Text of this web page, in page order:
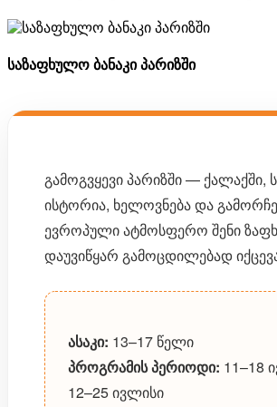
საზაფხულო ბანაკი პარიზში
გამოგვყევი პარიზში — ქალაქში,
ისტორია, ხელოვნება და
ევროპული ატმოსფერო შენი
დაუვიწყარ გამოცდილებად
ასაკი: 13–17 წელი
პროგრამის პერიოდი: 11–18
12–25 ივლისი